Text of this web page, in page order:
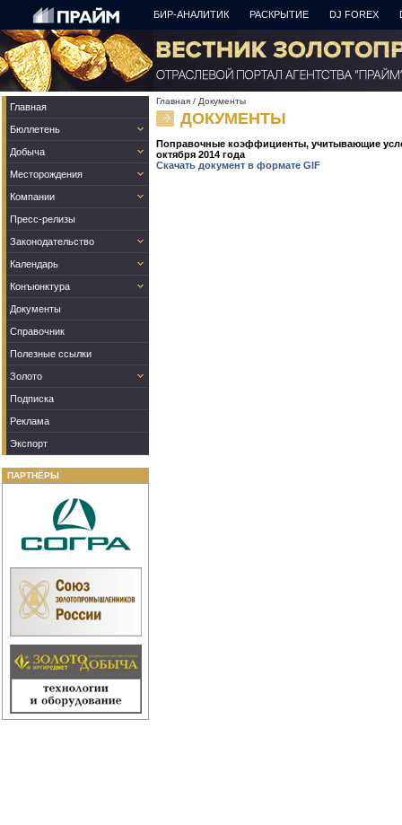
БИР-АНАЛИТИК РАСКРЫТИЕ DJ FOREX
Главная
Бюллетень
Добыча
Месторождения
Компании
Пресс-релизы
Законодательство
Календарь
Конъюнктура
Документы
Справочник
Полезные ссылки
Золото
Подписка
Реклама
Экспорт
ПАРТНЁРЫ
Главная / Документы
ДОКУМЕНТЫ
Поправочные коэффициенты, учитывающие
октября 2014 года
Скачать документ в формате GIF